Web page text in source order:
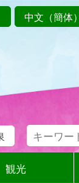
中文（簡体）
観光